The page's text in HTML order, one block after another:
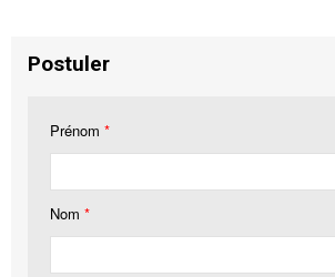
Postuler
Prénom *
Nom *